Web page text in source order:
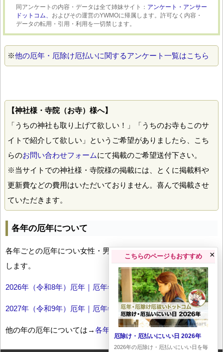
同アンケートの内容・データは全て姉妹サイト： アンケート・アンサー
ドットコム、 およびその運営のYWMOに帰属します。許可なく内容・
データの転用・引用・利用を一切禁じます。
※他の厄年・厄除け厄払いに関するアンケート一覧はこちら
【神社様・寺院（お寺）様へ】
「うちの神社も取り上げて欲しい！」「うちのお寺もこのサ
イトで紹介して欲しい」というご希望がありましたら、こち
らのお問い合わせフォームにて掲載のご希望送付下さい。
※当サイトでの神社様・寺院様の掲載には、とくに掲載料や
更新費などの費用はいただいておりません。喜んで掲載させ
ていただきます。
各年の厄年について
各年ごとの厄年につい女性・男性の年齢早見表とともにお伝え
します。
2026年（令和8年）厄年｜厄年年齢早見表
2027年（令和9年）厄年｜厄年年齢早見表
他の年の厄年については→各年厄年一覧
こちらのページもおすすめ
厄除け・厄払いにいい日 2026年
2026年の厄除け・厄払いにいい日を毎
×